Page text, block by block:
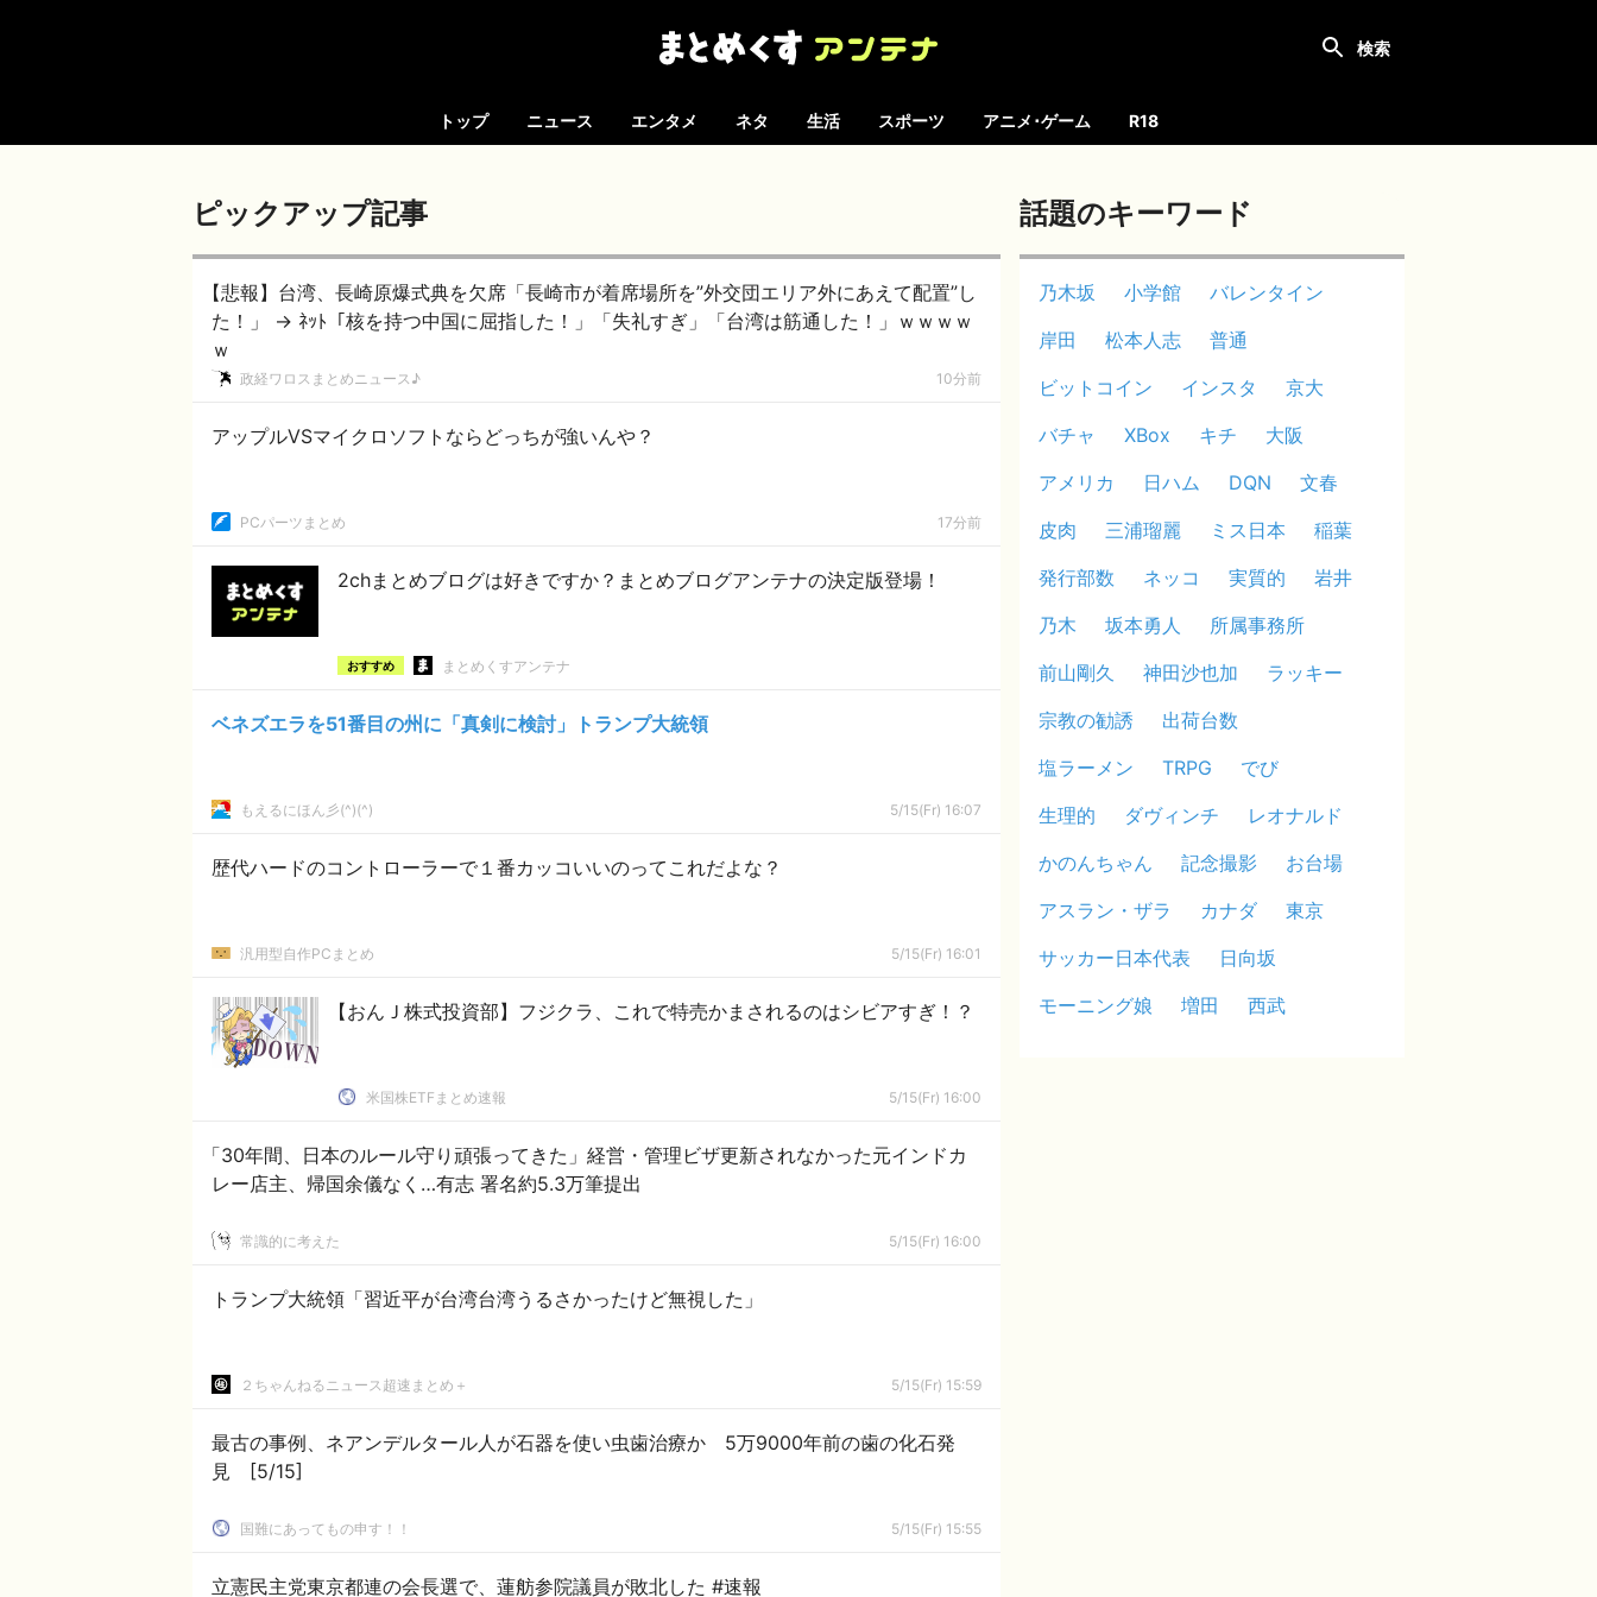
トップ ニュース エンタメ ネタ 生活 スポーツ アニメ･ゲーム R18
ピックアップ記事
【悲報】台湾、長崎原爆式典を欠席「長崎市が着席場所を”外交団エリア外にあえて配置”し
た！」 → ﾈｯﾄ「核を持つ中国に屈指した！」「失礼すぎ」「台湾は筋通した！」ｗｗｗｗ
ｗ
政経ワロスまとめニュース♪ 10分前
アップルVSマイクロソフトならどっちが強いんや？
PCパーツまとめ 17分前
2chまとめブログは好きですか？まとめブログアンテナの決定版登場！
おすすめ まとめくすアンテナ
ベネズエラを51番目の州に「真剣に検討」トランプ大統領
もえるにほん彡(^)(^) 5/15(Fr) 16:07
歴代ハードのコントローラーで１番カッコいいのってこれだよな？
汎用型自作PCまとめ 5/15(Fr) 16:01
【おんＪ株式投資部】フジクラ、これで特売かまされるのはシビアすぎ！？
米国株ETFまとめ速報 5/15(Fr) 16:00
「30年間、日本のルール守り頑張ってきた」経営・管理ビザ更新されなかった元インドカ
レー店主、帰国余儀なく…有志 署名約5.3万筆提出
常識的に考えた 5/15(Fr) 16:00
トランプ大統領「習近平が台湾台湾うるさかったけど無視した」
２ちゃんねるニュース超速まとめ＋ 5/15(Fr) 15:59
最古の事例、ネアンデルタール人が石器を使い虫歯治療か 5万9000年前の歯の化石発
見 [5/15]
国難にあってもの申す！！ 5/15(Fr) 15:55
立憲民主党東京都連の会長選で、蓮舫参院議員が敗北した #速報
話題のキーワード
乃木坂 小学館
バレンタイン
岸田
松本人志
普通
ビットコイン
インスタ
京大
バチャ
XBox キチ
大阪
アメリカ
日ハム DQN
文春
皮肉
三浦瑠麗 ミス日本
稲葉
発行部数
ネッコ 実質的
岩井
乃木
坂本勇人
所属事務所
前山剛久
神田沙也加
ラッキー
宗教の勧誘
出荷台数
塩ラーメン
TRPG
でび
生理的
ダヴィンチ
レオナルド
かのんちゃん
記念撮影
お台場
アスラン・ザラ
カナダ
東京
サッカー日本代表
日向坂
モーニング娘
増田 西武